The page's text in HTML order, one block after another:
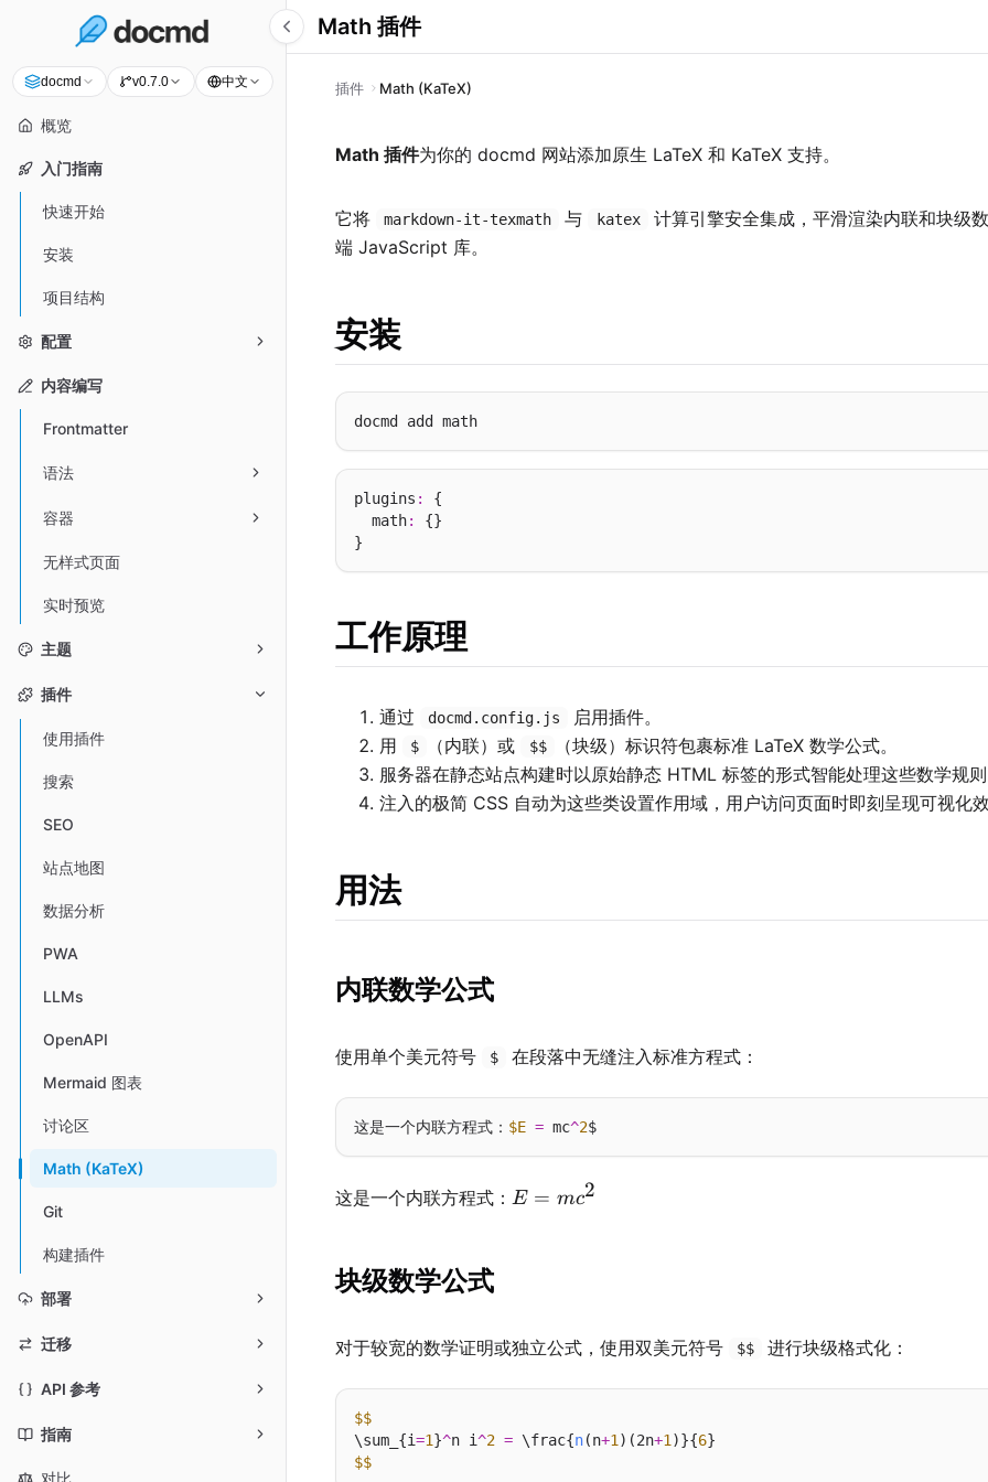
docmd v0.7.0 中文
概览
入门指南
快速开始
安装
项目结构
配置
内容编写
Frontmatter
语法
容器
无样式页面
实时预览
主题
插件
使用插件
搜索
SEO
站点地图
数据分析
PWA
LLMs
OpenAPI
Mermaid 图表
讨论区
Math (KaTeX)
Git
构建插件
部署
迁移
API 参考
指南
Math 插件
插件 Math (KaTeX)
Math 插件为你的 docmd 网站添加原生 LaTeX 和 KaTeX 支持。
它将 markdown-it-texmath 与 katex
计算引擎安全集成，平滑渲染内联和块级
端 JavaScript 库。
安装
plugins :
{
  math
:
{}
工作原理
通过 docmd.config.js
启用插件。
用
$ （内联）或 $$
（块级）标识符包裹标准 LaTeX 数学公式。
服务器在静态站点构建时以原始静态 HTML 标签的形式智能处理这些数学规则
注入的极简 CSS 自动为这些类设置作用域，用户访问页面时即刻呈现可视化效
用法
内联数学公式
使用单个美元符号 $ 在段落中无缝注入标准方程式：
这是一个内联方程式： $E = mc^2
这是一个内联方程式： E =
E = mc2
块级数学公式
对于较宽的数学证明或独立公式，使用双美元符号 $$ 进行块级格式化：
$$
\sum_{i=1}^n i^2 = \frac{n(n+1 )(2n+1 )}{6
$$